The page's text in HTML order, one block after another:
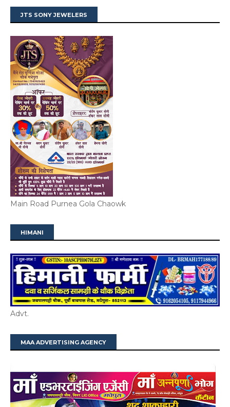
JTS SONY JEWELERS
Main Road Purnea Gola Chaowk
HIMANI
Advt.
MAA ADVERTISING AGENCY